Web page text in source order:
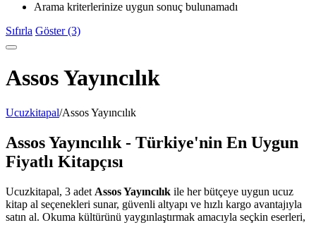
Arama kriterlerinize uygun sonuç bulunamadı
Sıfırla Göster (3)
Assos Yayıncılık
Ucuzkitapal/Assos Yayıncılık
Assos Yayıncılık - Türkiye'nin En Uygun
Fiyatlı Kitapçısı
Ucuzkitapal, 3 adet Assos Yayıncılık ile her bütçeye uygun ucuz
kitap al seçenekleri sunar, güvenli altyapı ve hızlı kargo avantajıyla
satın al. Okuma kültürünü yaygınlaştırmak amacıyla seçkin eserleri,